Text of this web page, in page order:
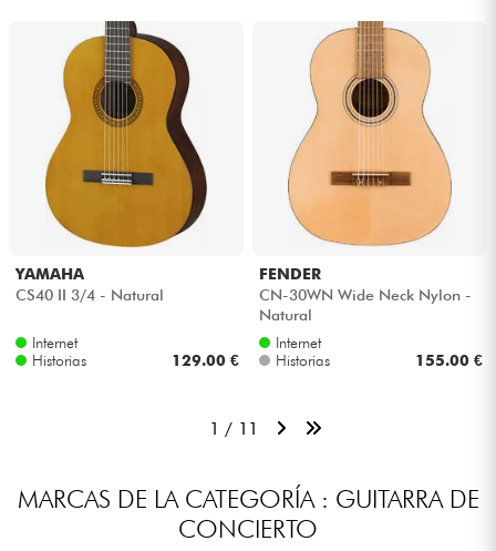
YAMAHA
CS40 II 3/4 - Natural
Internet
Historias
129.00 €
FENDER
CN-30WN Wide Neck Nylon -
Natural
Internet
Historias
155.00 €
1 / 11
MARCAS DE LA CATEGORÍA : GUITARRA DE
CONCIERTO